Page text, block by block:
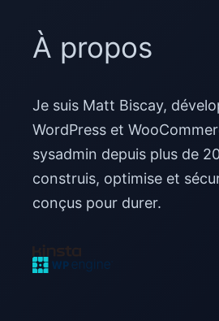
À propos
Je suis Matt Biscay,
WordPress et
sysadmin depuis plus de
construis, optimise et
conçus pour durer.